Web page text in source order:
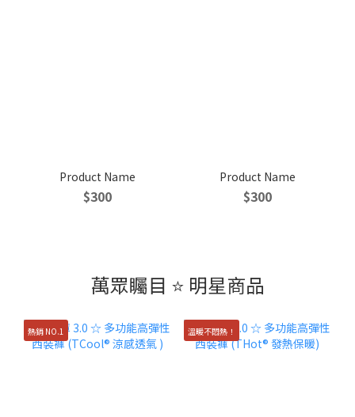
Product Name
$300
Product Name
$300
萬眾矚目 ⭐ 明星商品
熱銷 NO.1 溫暖不悶熱！